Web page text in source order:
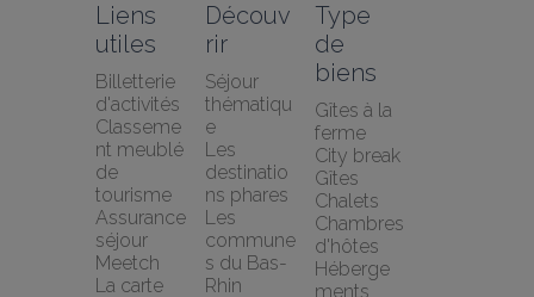
Liens
utiles
Billetterie
d'activités
Classeme
nt meublé
de
tourisme
Assurance
séjour
Meetch
La carte
Découv
rir
Séjour
thématiqu
e
Les
destinatio
ns phares
Les
commune
s du Bas-
Rhin
Type
de
biens
Gîtes à la
ferme
City break
Gîtes
Chalets
Chambres
d'hôtes
Héberge
ments